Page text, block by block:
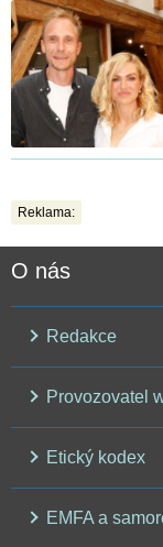
Reklama:
O nás
Redakce
Provozovatel
Etický kodex
EMFA a